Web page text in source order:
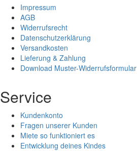
Impressum
AGB
Widerrufsrecht
Datenschutzerklärung
Versandkosten
Lieferung & Zahlung
Download Muster-Widerrufsformular
Service
Kundenkonto
Fragen unserer Kunden
Miete so funktioniert es
Entwicklung deines Kindes